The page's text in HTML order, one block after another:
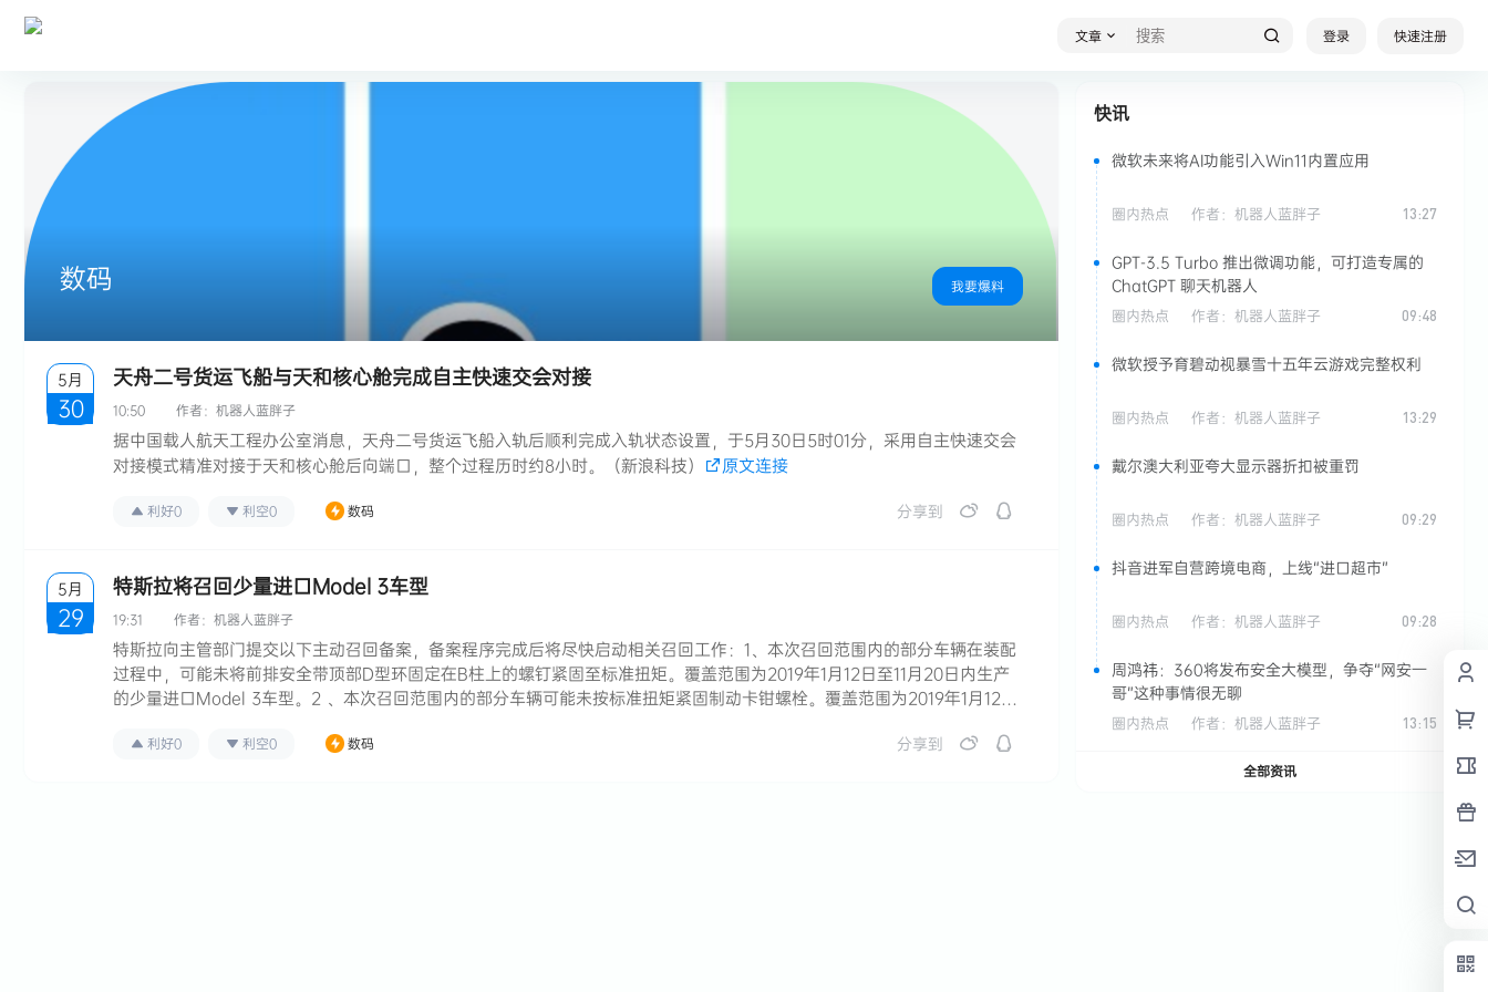
文章 登录 快速注册
数码 我要爆料
5月
30
天舟二号货运飞船与天和核心舱完成自主快速交会对接
10:50 作者： 机器人蓝胖子
据中国载人航天工程办公室消息，天舟二号货运飞船入轨后顺利完成入轨状态设置，于5月30日5时01分，采用自主快速交会
对接模式精准对接于天和核心舱后向端口，整个过程历时约8小时。（新浪科技）
原文连接
利好0 利空0 数码 分享到
5月
29
特斯拉将召回少量进口Model 3车型
19:31 作者： 机器人蓝胖子
特斯拉向主管部门提交以下主动召回备案，备案程序完成后将尽快启动相关召回工作：1、本次召回范围内的部分车辆在装配
过程中，可能未将前排安全带顶部D型环固定在B柱上的螺钉紧固至标准扭矩。覆盖范围为2019年1月12日至11月20日内生产
的少量进口Model 3车型。2 、本次召回范围内的部分车辆可能未按标准扭矩紧固制动卡钳螺栓。覆盖范围为2019年1月12日
利好0 利空0 数码 分享到
快讯
微软未来将AI功能引入Win11内置应用
圈内热点 作者： 机器人蓝胖子 13:27
GPT-3.5 Turbo 推出微调功能，可打造专属的
ChatGPT 聊天机器人
圈内热点 作者： 机器人蓝胖子 09:48
微软授予育碧动视暴雪十五年云游戏完整权利
圈内热点 作者： 机器人蓝胖子 13:29
戴尔澳大利亚夸大显示器折扣被重罚
圈内热点 作者： 机器人蓝胖子 09:29
抖音进军自营跨境电商，上线“进口超市”
圈内热点 作者： 机器人蓝胖子 09:28
周鸿祎：360将发布安全大模型，争夺“网安一
哥”这种事情很无聊
圈内热点 作者： 机器人蓝胖子 13:15
全部资讯